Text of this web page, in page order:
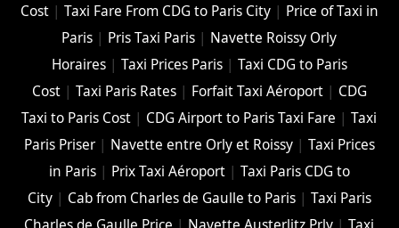
Cost| Taxi Fare From CDG to Paris City| Price of Taxi in
Paris | Pris Taxi Paris | Navette Roissy Orly
Horaires| Taxi Prices Paris| Taxi CDG to Paris
Cost| Taxi Paris Rates| Forfait Taxi Aéroport| CDG
Taxi to Paris Cost | CDG Airport to Paris Taxi Fare |Taxi
Paris Priser| Navette entre Orly et Roissy| Taxi Prices
in Paris| Prix Taxi Aéroport| Taxi Paris CDG to
City| Cab from Charles de Gaulle to Paris| Taxi Paris